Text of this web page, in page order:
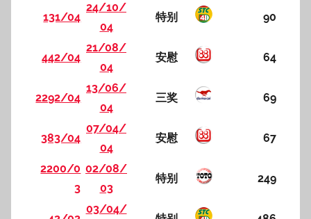
131/04
24/10/
04
特别 90
442/04
21/08/
04
安慰 64
2292/04
13/06/
04
三奖 69
383/04
07/04/
04
安慰 67
2200/0
3
02/08/
03
特别 249
03/04/